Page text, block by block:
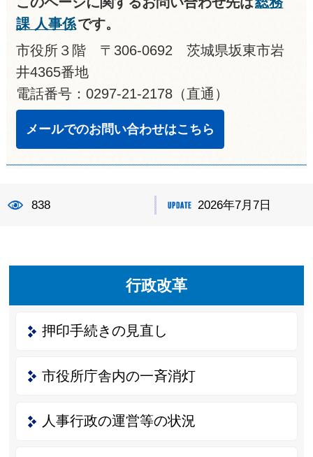
課 人事係です。
市役所３階 〒306-0692 茨城県坂東市岩
井4365番地
電話番号：0297-21-2178（直通）
メールでのお問い合わせはこちら
838 2026年7月7日
行政改革
押印手続きの見直し
市役所庁舎内の一斉消灯
人事行政の運営等の状況